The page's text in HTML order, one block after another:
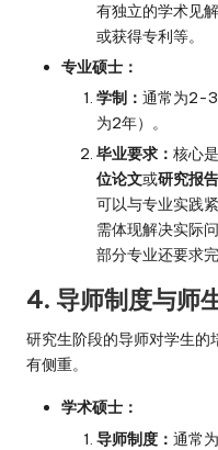
有独立的学术见
或获得专利等。
专业硕士：
学制： 通常为2-3
为2年）。
毕业要求： 核心
位论文或研究报
可以与专业实践
需体现解决实际
部分专业还要求
4. 导师制度与师
研究生阶段的导师对学生的
有侧重。
学术硕士：
导师制度： 通常为